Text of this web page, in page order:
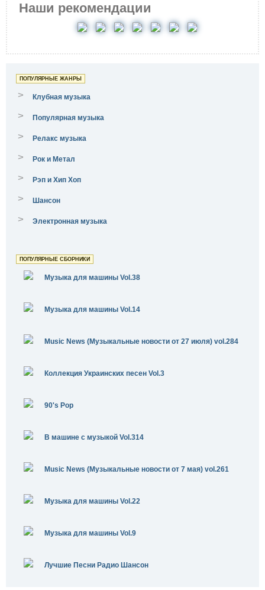
Наши рекомендации
ПОПУЛЯРНЫЕ ЖАНРЫ
> Клубная музыка
> Популярная музыка
> Релакс музыка
> Рок и Метал
> Рэп и Хип Хоп
> Шансон
> Электронная музыка
ПОПУЛЯРНЫЕ СБОРНИКИ
Музыка для машины Vol.38
Музыка для машины Vol.14
Music News (Музыкальные новости от 27 июля) vol.284
Коллекция Украинских песен Vol.3
90's Pop
В машине с музыкой Vol.314
Music News (Музыкальные новости от 7 мая) vol.261
Музыка для машины Vol.22
Музыка для машины Vol.9
Лучшие Песни Радио Шансон